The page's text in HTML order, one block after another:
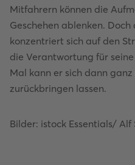
Mitfahrern können die
Geschehen ablenken.
konzentriert sich auf den
die Verantwortung für
Mal kann er sich dann
zurückbringen lassen.
Bilder: istock Essentials/